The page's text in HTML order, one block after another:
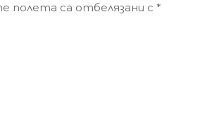
полета са отбелязани с *